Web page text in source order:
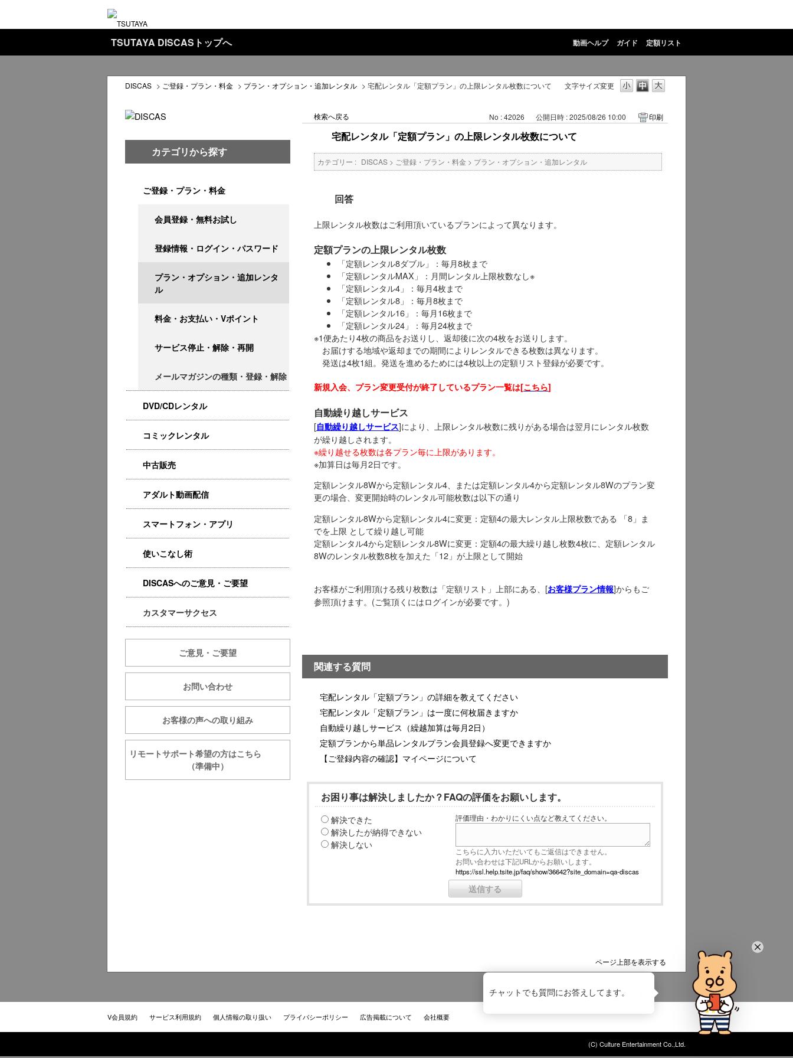
TSUTAYA DISCASトップへ 動画ヘルプ ガイド 定額リスト
文字サイズ変更
DISCAS > ご登録・プラン・料金 > プラン・オプション・追加レンタル > 宅配レンタル「定額プラン」の上限レンタル枚数について
カテゴリから探す
ご登録・プラン・料金
会員登録・無料お試し
登録情報・ログイン・パスワード
プラン・オプション・追加レンタ
ル
料金・お支払い・Vポイント
サービス停止・解除・再開
メールマガジンの種類・登録・解除
DVD/CDレンタル
コミックレンタル
中古販売
アダルト動画配信
スマートフォン・アプリ
使いこなし術
DISCASへのご意見・ご要望
カスタマーサクセス
ご意見・ご要望
お問い合わせ
お客様の声への取り組み
リモートサポート希望の方はこちら
（準備中）
検索へ戻る No : 42026 公開日時 : 2025/08/26 10:00 印刷
宅配レンタル「定額プラン」の上限レンタル枚数について
カテゴリー : DISCAS > ご登録・プラン・料金 > プラン・オプション・追加レンタル
回答
上限レンタル枚数はご利用頂いているプランによって異なります。
定額プランの上限レンタル枚数
「定額レンタル8ダブル」：毎月8枚まで
「定額レンタルMAX」：月間レンタル上限枚数なし※
「定額レンタル4」：毎月4枚まで
「定額レンタル8」：毎月8枚まで
「定額レンタル16」：毎月16枚まで
「定額レンタル24」：毎月24枚まで
※1便あたり4枚の商品をお送りし、返却後に次の4枚をお送りします。
お届けする地域や返却までの期間によりレンタルできる枚数は異なります。
発送は4枚1組。発送を進めるためには4枚以上の定額リスト登録が必要です。
新規入会、プラン変更受付が終了しているプラン一覧は[こちら]
自動繰り越しサービス
[自動繰り越しサービス]により、上限レンタル枚数に残りがある場合は翌月にレンタル枚数
が繰り越しされます。
※繰り越せる枚数は各プラン毎に上限があります。
※加算日は毎月2日です。
定額レンタル8Wから定額レンタル4、または定額レンタル4から定額レンタル8Wのプラン変
更の場合、変更開始時のレンタル可能枚数は以下の通り
定額レンタル8Wから定額レンタル4に変更：定額4の最大レンタル上限枚数である 「8」ま
でを上限 として繰り越し可能
定額レンタル4から定額レンタル8Wに変更：定額4の最大繰り越し枚数4枚に、定額レンタル
8Wのレンタル枚数8枚を加えた「12」が上限として開始
お客様がご利用頂ける残り枚数は「定額リスト」上部にある、[お客様プラン情報]からもご
参照頂けます。(ご覧頂くにはログインが必要です。)
関連する質問
宅配レンタル「定額プラン」の詳細を教えてください
宅配レンタル「定額プラン」は一度に何枚届きますか
自動繰り越しサービス（繰越加算は毎月2日）
定額プランから単品レンタルプラン会員登録へ変更できますか
【ご登録内容の確認】マイページについて
お困り事は解決しましたか？FAQの評価をお願いします。
解決できた
解決したが納得できない
解決しない
評価理由・わかりにくい点など教えてください。
こちらに入力いただいてもご返信はできません。
お問い合わせは下記URLからお願いします。
https://ssl.help.tsite.jp/faq/show/36642?site_domain=qa-discas
ページ上部を表示する
V会員規約 サービス利用規約 個人情報の取り扱い プライバシーポリシー 広告掲載について 会社概要
(C) Culture Entertainment Co.,Ltd.
チャットでも質問にお答えしてます。